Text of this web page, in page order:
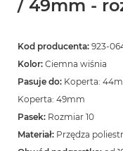
/ 49mm -
Kod producenta: 923-
Kolor: Ciemna wiśnia
Pasuje do: Koperta:
Koperta: 49mm
Pasek: Rozmiar 10
Materiał: Przędza